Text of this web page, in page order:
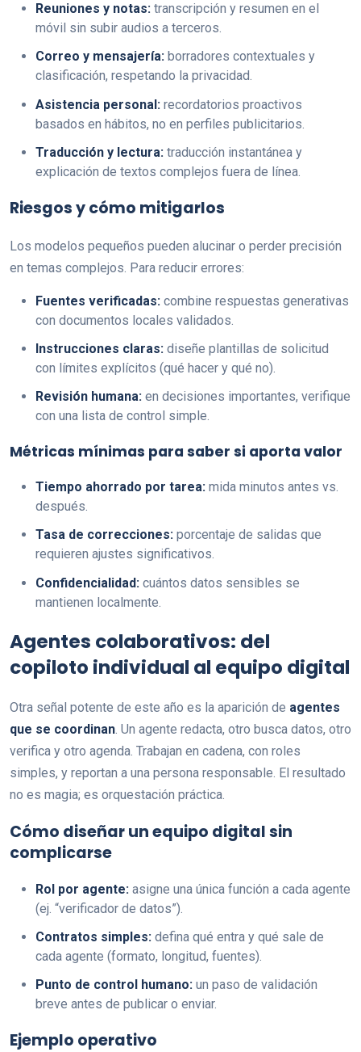
Reuniones y notas: transcripción y resumen en el
móvil sin subir audios a terceros.
Correo y mensajería: borradores contextuales y
clasificación, respetando la privacidad.
Asistencia personal: recordatorios proactivos
basados en hábitos, no en perfiles publicitarios.
Traducción y lectura: traducción instantánea y
explicación de textos complejos fuera de línea.
Riesgos y cómo mitigarlos
Los modelos pequeños pueden alucinar o perder precisión
en temas complejos. Para reducir errores:
Fuentes verificadas: combine respuestas generativas
con documentos locales validados.
Instrucciones claras: diseñe plantillas de solicitud
con límites explícitos (qué hacer y qué no).
Revisión humana: en decisiones importantes, verifique
con una lista de control simple.
Métricas mínimas para saber si aporta valor
Tiempo ahorrado por tarea: mida minutos antes vs.
después.
Tasa de correcciones: porcentaje de salidas que
requieren ajustes significativos.
Confidencialidad: cuántos datos sensibles se
mantienen localmente.
Agentes colaborativos: del
copiloto individual al equipo digital
Otra señal potente de este año es la aparición de agentes
que se coordinan . Un agente redacta, otro busca datos, otro
verifica y otro agenda. Trabajan en cadena, con roles
simples, y reportan a una persona responsable. El resultado
no es magia; es orquestación práctica.
Cómo diseñar un equipo digital sin
complicarse
Rol por agente: asigne una única función a cada agente
(ej. “verificador de datos”).
Contratos simples: defina qué entra y qué sale de
cada agente (formato, longitud, fuentes).
Punto de control humano: un paso de validación
breve antes de publicar o enviar.
Ejemplo operativo